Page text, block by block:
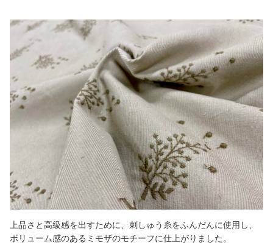
上品さと高級感を出すために、刺しゅう糸をふんだんに使用し、
ボリューム感のあるミモザのモチーフに仕上がりました。